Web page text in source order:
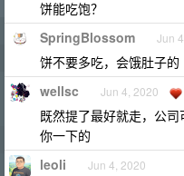
饼能吃饱？
SpringBlossom Jun
饼不要多吃，会饿肚子的
wellsc Jun 4, 2020
既然提了最好就走，公
你一下的
leoli Jun 4, 2020